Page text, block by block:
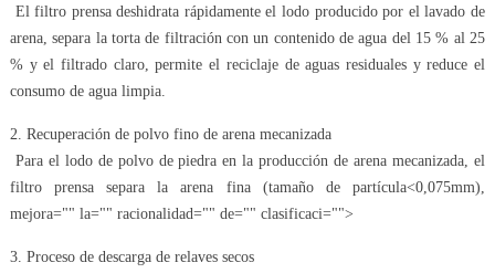
El filtro prensa deshidrata rápidamente el lodo producido por el lavado de
arena, separa la torta de filtración con un contenido de agua del 15 % al 25
% y el filtrado claro, permite el reciclaje de aguas residuales y reduce el
consumo de agua limpia.
2. Recuperación de polvo fino de arena mecanizada
Para el lodo de polvo de piedra en la producción de arena mecanizada, el
filtro prensa separa la arena fina (tamaño de partícula<0,075mm),
mejora="" la="" racionalidad="" de="" clasificaci="">
3. Proceso de descarga de relaves secos